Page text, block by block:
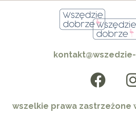
wszelkie prawa zastrzeżone